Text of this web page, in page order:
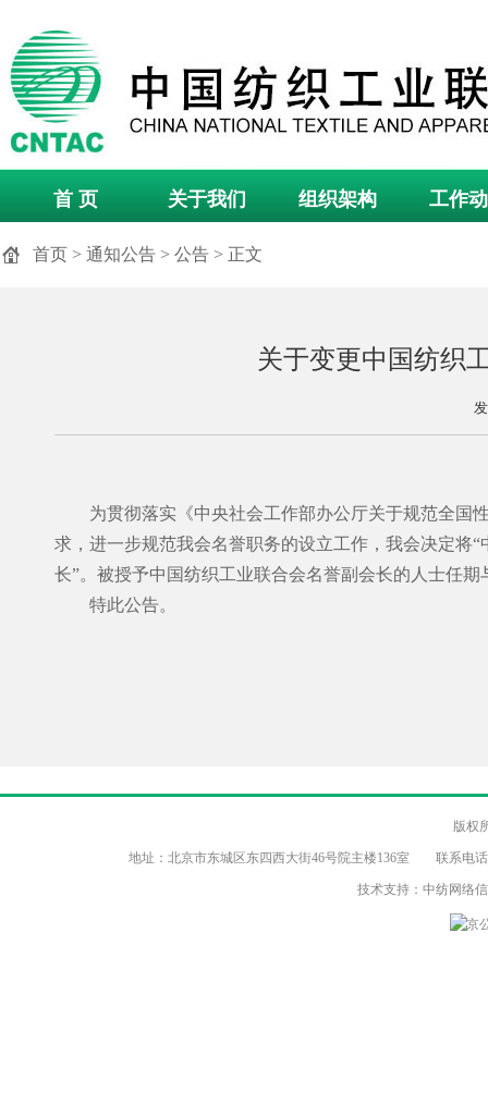
首 页 关于我们 组织架构 工作
首页 > 通知公告 > 公告 > 正文
关于变更中国纺织
为贯彻落实《中央社会工作部办公厅关于规范全国性
求，进一步规范我会名誉职务的设立工作，我会决定将
长”。被授予中国纺织工业联合会名誉副会长的人士任
特此公告。
版权
地址：北京市东城区东四西大街46号院主楼136室 联系电
技术支持：中纺网络
京